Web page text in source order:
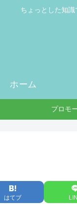
ちょっとした知識
ホーム
プロモ
はてブ